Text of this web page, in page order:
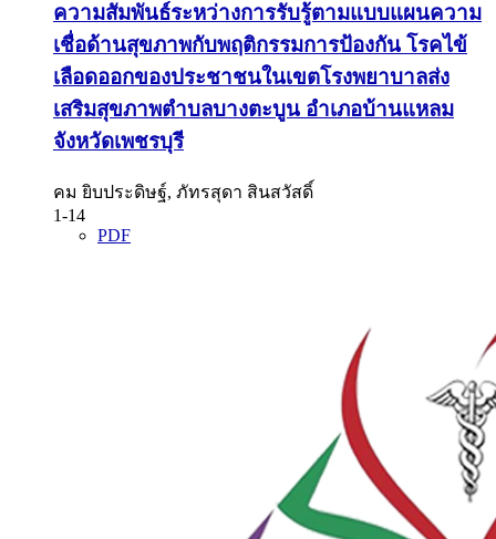
ความสัมพันธ์ระหว่างการรับรู้ตามแบบแผนความ
เชื่อด้านสุขภาพกับพฤติกรรมการป้องกัน โรคไข้
เลือดออกของประชาชนในเขตโรงพยาบาลส่ง
เสริมสุขภาพตำบลบางตะบูน อำเภอบ้านแหลม
จังหวัดเพชรบุรี
คม ยิบประดิษฐ์, ภัทรสุดา สินสวัสดิ์
1-14
PDF